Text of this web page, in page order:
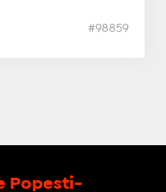
#98859
Popesti-